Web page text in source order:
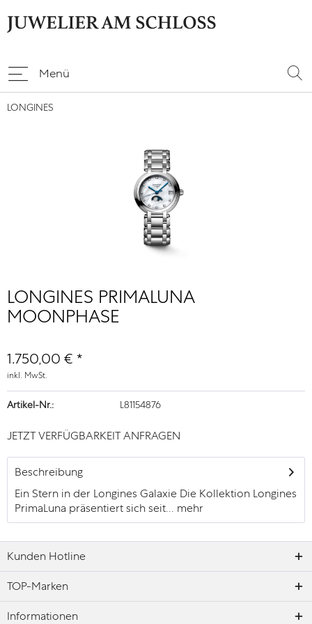
Menü
LONGINES
LONGINES PRIMALUNA
MOONPHASE
1.750,00 € *
inkl. MwSt.
Artikel-Nr.: L81154876
JETZT VERFÜGBARKEIT ANFRAGEN
Beschreibung
Ein Stern in der Longines Galaxie Die Kollektion Longines
PrimaLuna präsentiert sich seit... mehr
Kunden Hotline
TOP-Marken
Informationen